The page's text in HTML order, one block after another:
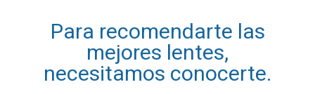
Para recomendarte las
mejores lentes,
necesitamos conocerte.